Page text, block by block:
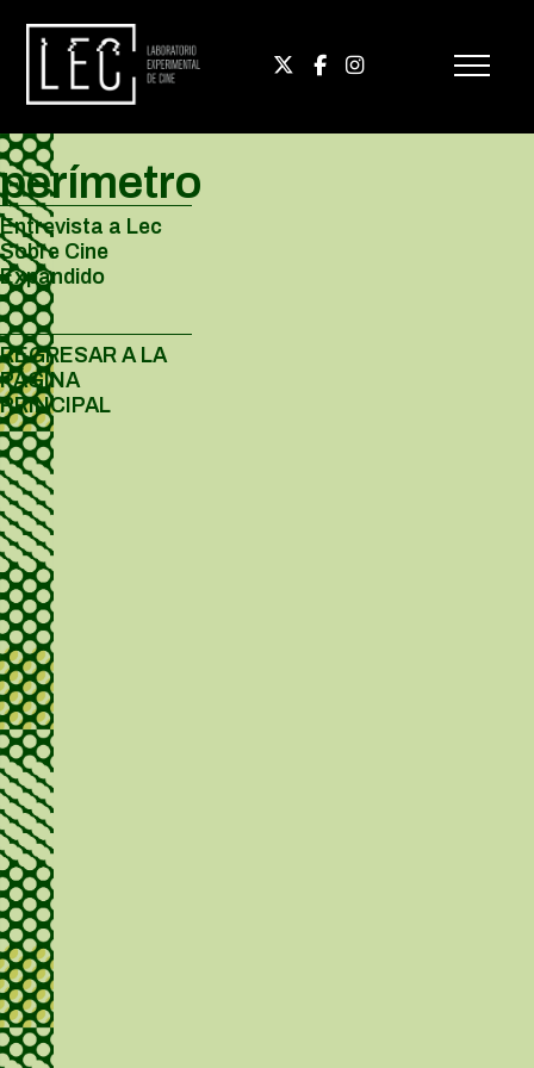
perímetro
Entrevista a Lec
Sobre Cine
Expandido
REGRESAR A LA
PÁGINA
PRINCIPAL